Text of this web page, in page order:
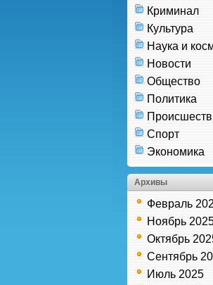
Криминал
Культура
Наука и
Новости
Общество
Политика
Спорт
Экономика
Архивы
Февраль
Ноябрь
Октябрь
Сентябрь
Июль 2025